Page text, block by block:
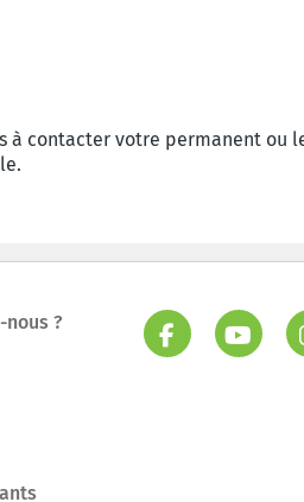
à contacter votre permanent ou
nous ?